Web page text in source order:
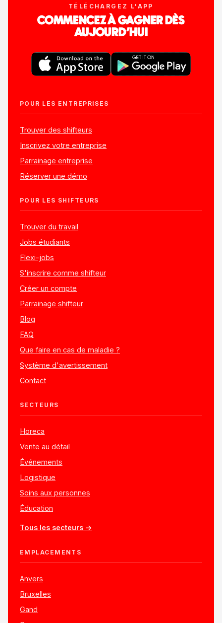
TÉLÉCHARGEZ L'APP
COMMENCEZ À GAGNER DÈS
AUJOURD'HUI
POUR LES ENTREPRISES
Trouver des shifteurs
Inscrivez votre entreprise
Parrainage entreprise
Réserver une démo
POUR LES SHIFTEURS
Trouver du travail
Jobs étudiants
Flexi-jobs
S'inscrire comme shifteur
Créer un compte
Parrainage shifteur
Blog
FAQ
Que faire en cas de maladie ?
Système d'avertissement
Contact
SECTEURS
Horeca
Vente au détail
Événements
Logistique
Soins aux personnes
Éducation
Tous les secteurs →
EMPLACEMENTS
Anvers
Bruxelles
Gand